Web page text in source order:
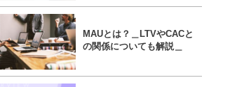
MAUとは？＿LTVやCACと
の関係についても解説＿